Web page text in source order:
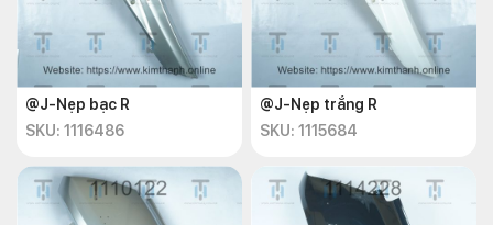
@J-Nẹp bạc R
SKU: 1116486
@J-Nẹp trắng R
SKU: 1115684